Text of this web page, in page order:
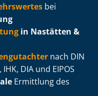
bei
in Nastätten &
nach DIN
DIA und EIPOS
Ermittlung des